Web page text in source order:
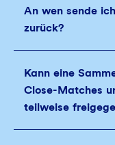
An wen sende
zurück?
Kann eine
Close-Matches
teilweise